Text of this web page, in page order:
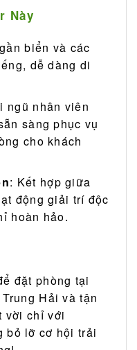
Này
biển và các
dễ dàng di
ngũ nhân viên
sàng phục vụ
cho khách
: Kết hợp giữa
động giải trí độc
hoàn hảo.
đặt phòng tại
Hải và tận
vời chỉ với
bỏ lỡ cơ hội trải